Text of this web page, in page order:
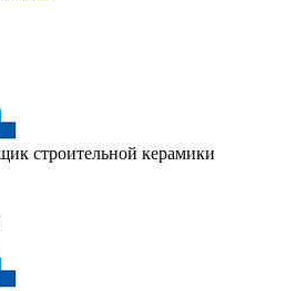
строительной керамики